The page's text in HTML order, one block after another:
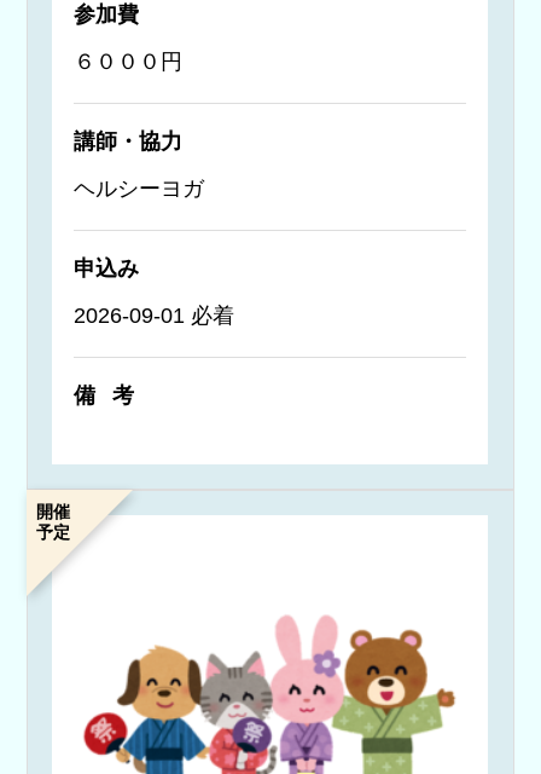
参加費
６０００円
講師・協力
ヘルシーヨガ
申込み
2026-09-01 必着
備考
開催
予定